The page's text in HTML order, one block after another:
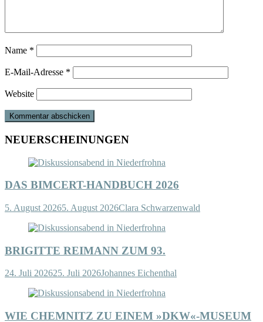
Name *
E-Mail-Adresse *
Website
NEUERSCHEINUNGEN
DAS BIMCERT-HANDBUCH 2026
5. August 20265. August 2026Clara Schwarzenwald
BRIGITTE REIMANN ZUM 93.
24. Juli 202625. Juli 2026Johannes Eichenthal
WIE CHEMNITZ ZU EINEM »DKW«-MUSEUM